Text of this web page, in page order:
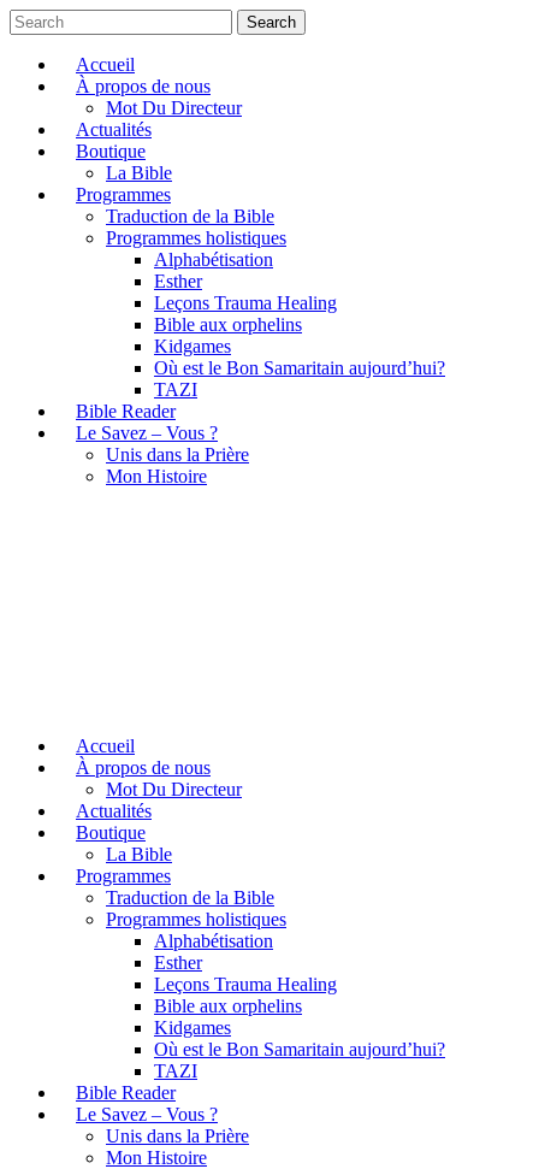
Search
Accueil
À propos de nous
Mot Du Directeur
Actualités
Boutique
La Bible
Programmes
Traduction de la Bible
Programmes holistiques
Alphabétisation
Esther
Leçons Trauma Healing
Bible aux orphelins
Kidgames
Où est le Bon Samaritain aujourd’hui?
TAZI
Bible Reader
Le Savez – Vous ?
Unis dans la Prière
Mon Histoire
Accueil
À propos de nous
Mot Du Directeur
Actualités
Boutique
La Bible
Programmes
Traduction de la Bible
Programmes holistiques
Alphabétisation
Esther
Leçons Trauma Healing
Bible aux orphelins
Kidgames
Où est le Bon Samaritain aujourd’hui?
TAZI
Bible Reader
Le Savez – Vous ?
Unis dans la Prière
Mon Histoire